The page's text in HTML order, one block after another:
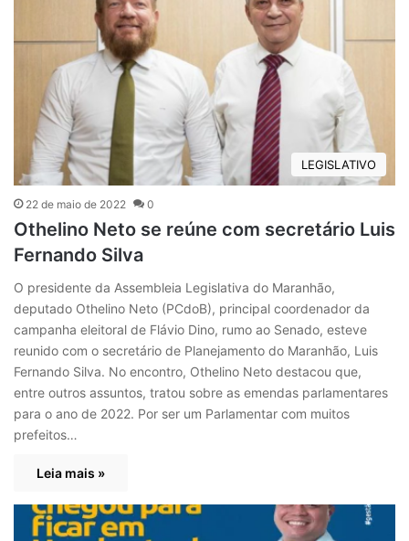
LEGISLATIVO
22 de maio de 2022 0
Othelino Neto se reúne com secretário Luis
Fernando Silva
O presidente da Assembleia Legislativa do Maranhão,
deputado Othelino Neto (PCdoB), principal coordenador da
campanha eleitoral de Flávio Dino, rumo ao Senado, esteve
reunido com o secretário de Planejamento do Maranhão, Luis
Fernando Silva. No encontro, Othelino Neto destacou que,
entre outros assuntos, tratou sobre as emendas parlamentares
para o ano de 2022. Por ser um Parlamentar com muitos
prefeitos…
Leia mais »